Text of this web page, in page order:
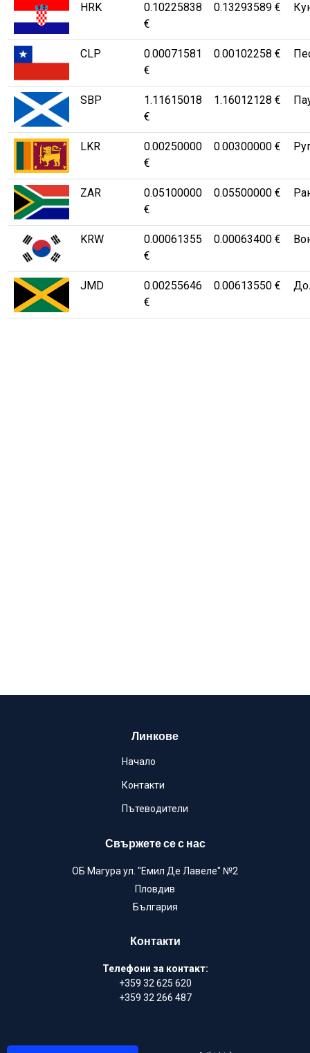
HRK
0.10225838
€
0.13293589 €
CLP
0.00071581
€
0.00102258 €
SBP
1.11615018
€
1.16012128 €
LKR
0.00250000
€
0.00300000 €
ZAR
0.05100000
€
0.05500000 €
KRW
0.00061355
€
0.00063400 €
JMD
0.00255646
€
0.00613550 €
Линкове
Начало
Контакти
Пътеводители
Свържете се с нас
ОБ Магура ул. "Емил Де Лавеле" №2
Пловдив
България
Контакти
Телефони за контакт:
+359 32 625 620
+359 32 266 487